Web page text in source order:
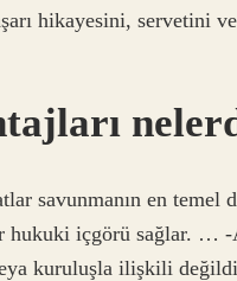
hikayesini, servetini
savunmanın en
içgörü sağlar. … -
kuruluşla ilişkili